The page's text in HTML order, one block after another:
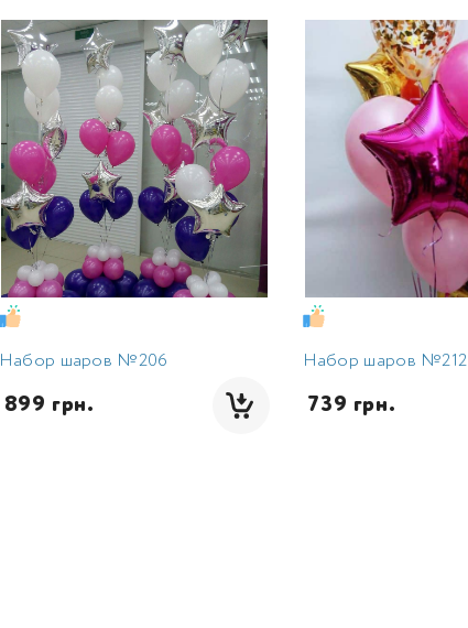
Набор шаров №206
899 грн.
Набор шаров №212
739 грн.